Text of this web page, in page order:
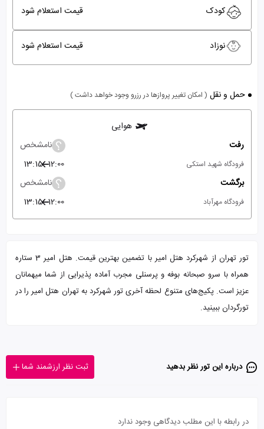
کودک قیمت استعلام شود
نوزاد قیمت استعلام شود
حمل و نقل ( امکان تغییر پروازها در رزرو وجود خواهد داشت )
هوایی
رفت
نامشخص
فرودگاه شهید استکی 12:00
13:15
برگشت
نامشخص
فرودگاه مهرآباد 12:00
13:15
تور تهران از شهرکرد هتل امیر با تضمین بهترین قیمت. هتل امیر 3 ستاره
همراه با سرو صبحانه بوفه و پرسنلی مجرب آماده پذیرایی از شما میهمانان
عزیز است. پکیج‌های متنوع لحظه آخری تور شهرکرد به تهران هتل امیر را در
تورگردان ببینید.
درباره این تور‌ نظر بدهید ثبت نظر ارزشمند شما
در رابطه با این مطلب دیدگاهی وجود ندارد